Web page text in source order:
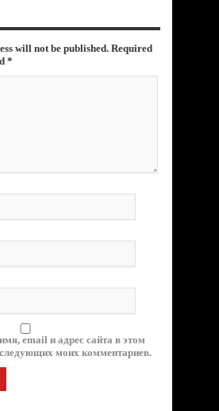
will not be published. Required
*
email и адрес сайта в этом
моих комментариев.